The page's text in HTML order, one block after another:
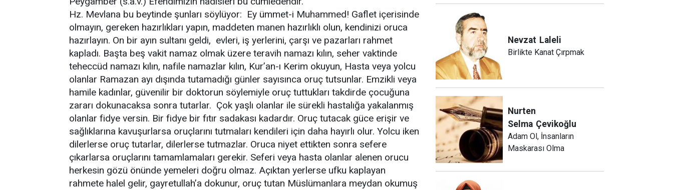
Hz. Mevlana bu beytinde şunları söylüyor: Ey ümmet-i Muhammed! Gaflet içerisinde
olmayın, gereken hazırlıkları yapın, maddeten manen hazırlıklı olun, kendinizi oruca
hazırlayın. On bir ayın sultanı geldi, evleri, iş yerlerini, çarşı ve pazarları rahmet
kapladı. Başta beş vakit namaz olmak üzere teravih namazı kılın, seher vaktinde
teheccüd namazı kılın, nafile namazlar kılın, Kur’an-ı Kerim okuyun, Hasta veya yolcu
olanlar Ramazan ayı dışında tutamadığı günler sayısınca oruç tutsunlar. Emzikli veya
hamile kadınlar, güvenilir bir doktorun söylemiyle oruç tuttukları takdirde çocuğuna
zararı dokunacaksa sonra tutarlar. Çok yaşlı olanlar ile sürekli hastalığa yakalanmış
olanlar fidye versin. Bir fidye bir fıtır sadakası kadardır. Oruç tutacak güce erişir ve
sağlıklarına kavuşurlarsa oruçlarını tutmaları kendileri için daha hayırlı olur. Yolcu iken
dilerlerse oruç tutarlar, dilerlerse tutmazlar. Oruca niyet ettikten sonra sefere
çıkarlarsa oruçlarını tamamlamaları gerekir. Seferi veya hasta olanlar alenen orucu
herkesin gözü önünde yemeleri doğru olmaz. Açıktan yerlerse ufku kaplayan
rahmete halel gelir, gayretullah’a dokunur, oruç tutan Müslümanlara meydan okumuş
Nevzat Laleli
Birlikte Kanat Çırpmak
Nurten
Selma Çevikoğlu
Adam Ol, İnsanların
Maskarası Olma